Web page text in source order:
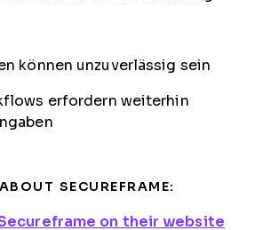
können unzuverlässig sein
erfordern weiterhin
SECUREFRAME:
on their website